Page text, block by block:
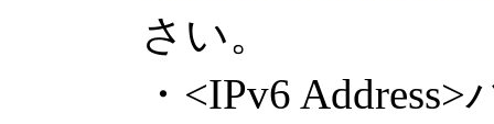
さい。
・<IPv6